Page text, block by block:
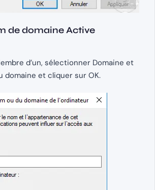
de domaine Active
d’un, sélectionner Domaine et
domaine et cliquer sur OK.